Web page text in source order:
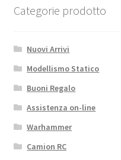
Categorie prodotto
Nuovi Arrivi
Modellismo Statico
Buoni Regalo
Assistenza on-line
Warhammer
Camion RC